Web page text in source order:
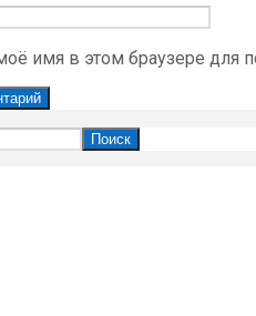
имя в этом браузере
Поиск